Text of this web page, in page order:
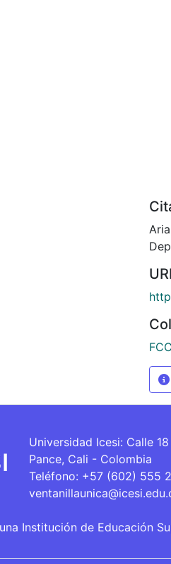
URI
Universidad Icesi: Calle
Pance, Cali - Colombia
Teléfono: +57 (602) 555
Institución de Educación